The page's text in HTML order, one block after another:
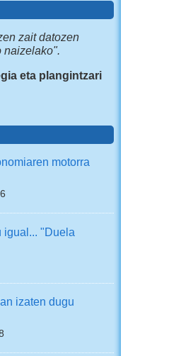
zaitdatozen
naizelako".
eta plangintzari
motorra
igual... "Duela
izaten dugu